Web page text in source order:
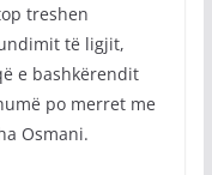
treshen
të ligjit,
e bashkërendit
po merret me
Osmani.